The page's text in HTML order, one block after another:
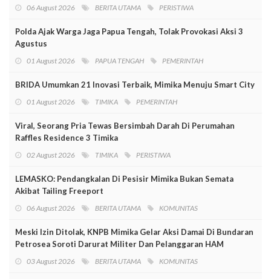
06 August 2026 BERITA UTAMA PERISTIWA
Polda Ajak Warga Jaga Papua Tengah, Tolak Provokasi Aksi 3
Agustus
01 August 2026 PAPUA TENGAH PEMERINTAH
BRIDA Umumkan 21 Inovasi Terbaik, Mimika Menuju Smart City
01 August 2026 TIMIKA PEMERINTAH
Viral, Seorang Pria Tewas Bersimbah Darah Di Perumahan
Raffles Residence 3 Timika
02 August 2026 TIMIKA PERISTIWA
LEMASKO: Pendangkalan Di Pesisir Mimika Bukan Semata
Akibat Tailing Freeport
06 August 2026 BERITA UTAMA KOMUNITAS
Meski Izin Ditolak, KNPB Mimika Gelar Aksi Damai Di Bundaran
Petrosea Soroti Darurat Militer Dan Pelanggaran HAM
03 August 2026 BERITA UTAMA KOMUNITAS